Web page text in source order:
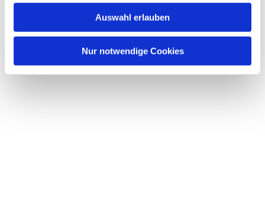
Auswahl erlauben
Nur notwendige Cookies